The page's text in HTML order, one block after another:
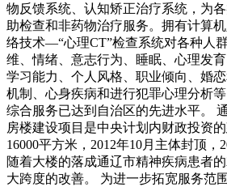
物反馈系统、认知矫正治疗系统，为
助检查和非药物治疗服务。拥有计算
络技术—“心理CT”检查系统对各种人
维、情绪、意志行为、睡眠、心理发育
学习能力、个人风格、职业倾向、婚
机制、心身疾病和进行犯罪心理分析等
综合服务已达到自治区的先进水平。
房楼建设项目是中央计划内财政投资
16000平方米，2012年10月主体封顶，
随着大楼的落成通辽市精神疾病患者
大跨度的改善。 为进一步拓宽服务范